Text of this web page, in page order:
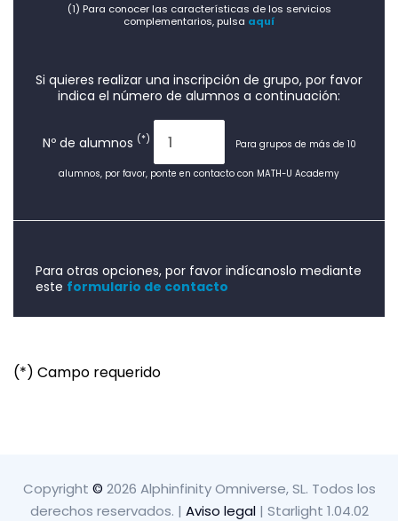
(1) Para conocer las características de los servicios
complementarios, pulsa aquí
Si quieres realizar una inscripción de grupo, por favor
indica el número de alumnos a continuación:
Nº de alumnos (*) Para grupos de más de 10
alumnos, por favor, ponte en contacto con MATH-U Academy
Para otras opciones, por favor indícanoslo mediante
este formulario de contacto
(*) Campo requerido
Copyright © 2026 Alphinfinity Omniverse, SL. Todos los
derechos reservados. | Aviso legal | Starlight 1.04.02